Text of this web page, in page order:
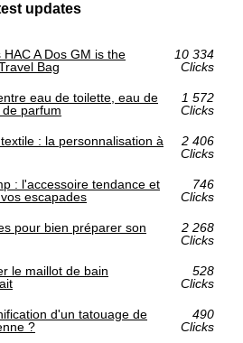
updates
A Dos GM is the
Bag
10 334
Clicks
eau de toilette, eau de
parfum
1 572
Clicks
: la personnalisation à
2 406
Clicks
: l'accessoire tendance et
escapades
746
Clicks
pour bien préparer son
2 268
Clicks
le maillot de bain
528
Clicks
d'un tatouage de
?
490
Clicks